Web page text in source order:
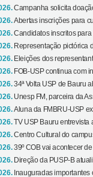
Campanha solicita
Abertas inscrições para
Candidatos inscritos
Representação pictórica
Eleições dos
FOB-USP continua com
34ª Volta USP de Bauru
Unesp FM, parceira da
Aluna da FMBRU-USP
TV USP Bauru entrevista
Centro Cultural do
39º COB vai acontecer
Direção da PUSP-B
Inauguradas